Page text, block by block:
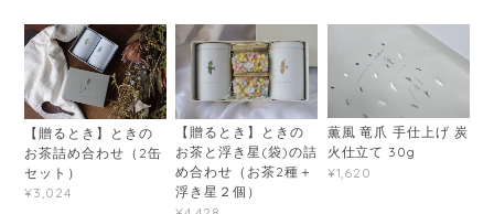
【贈るとき】ときの
お茶詰め合わせ（2缶
セット）
¥3,024
【贈るとき】ときの
お茶と浮き星(袋)の詰
め合わせ（お茶2種＋
浮き星２個）
薫風 竜爪 手仕上げ 炭
火仕立て 30g
¥1,620